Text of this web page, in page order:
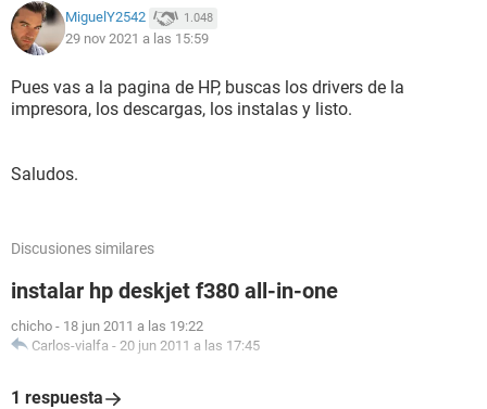
MiguelY2542 1.048
29 nov 2021 a las 15:59
Pues vas a la pagina de HP, buscas los drivers de la
impresora, los descargas, los instalas y listo.
Saludos.
Discusiones similares
instalar hp deskjet f380 all-in-one
chicho - 18 jun 2011 a las 19:22
Carlos-vialfa - 20 jun 2011 a las 17:45
1 respuesta